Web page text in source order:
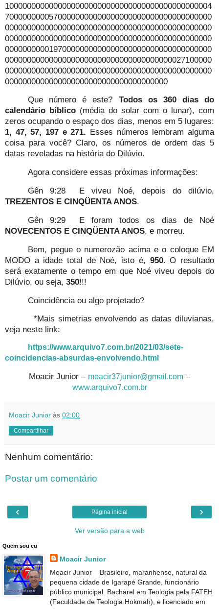
10000000000000000000000000000000000000000000004
70000000005700000000000000000000000000000000000
00000000000000000000000000000000000000000000000
00000000000000000000000000000000000000000000000
00000000001970000000000000000000000000000000000
00000000000000000000000000000000000000027100000
00000000000000000000000000000000000000000000000
0000000000000000000000000000000000000
Que número é este? Todos os 360 dias do
calendário bíblico (média do solar com o lunar), com
zeros ocupando o espaço dos dias, menos em 5 lugares:
1, 47, 57, 197 e 271. Esses números lembram alguma
coisa para você? Claro, os números de ordem das 5
datas reveladas na história do Dilúvio.
Agora considere essas próximas informações:
Gên 9:28
E viveu Noé, depois do dilúvio,
TREZENTOS E CINQÜENTA ANOS.
Gên 9:29
E foram todos os dias de Noé
NOVECENTOS E CINQÜENTA ANOS, e morreu.
Bem, pegue o numerozão acima e o coloque EM
MODO a idade total de Noé, isto é, 950. O resultado
será exatamente o tempo em que Noé viveu depois do
Dilúvio, ou seja, 350!!!
Coincidência ou algo projetado?
*Mais simetrias envolvendo as datas diluvianas,
veja neste link:
https://www.arquivo7.com.br/2021/03/sete-
coincidencias-absurdas-envolvendo.html
Moacir Junior – moacir37junior@gmail.com –
www.arquivo7.com.br
Moacir Junior às 02:00
Compartilhar
Nenhum comentário:
Postar um comentário
‹ ›
Página inicial
Ver versão para a web
Quem sou eu
Moacir Junior
Moacir Junior – Brasileiro, maranhense, natural da
pequena cidade de Igarapé Grande, funcionário
público municipal. Bacharel em Teologia pela FATEH
(Faculdade de Teologia Hokmah), e licenciado em